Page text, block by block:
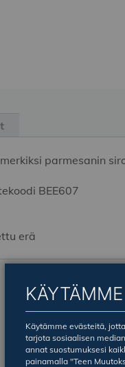
parmesanin
BEE607
erä
Käytämme evästeitä,
tarjota sosiaalisen
annat suostumuksesi
painamalla "Teen